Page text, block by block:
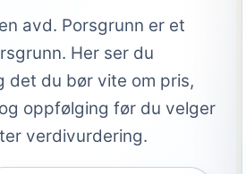
avd. Porsgrunn er et
Her ser du
det du bør vite om pris,
oppfølging før du velger
verdivurdering.